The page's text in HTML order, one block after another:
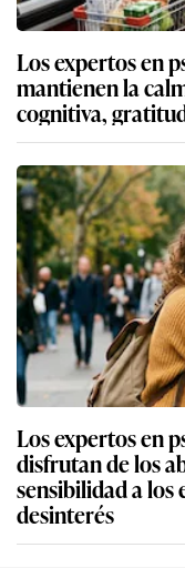
Los expertos en
mantienen la
cognitiva,
Los expertos en
disfrutan de los
sensibilidad a los
desinterés